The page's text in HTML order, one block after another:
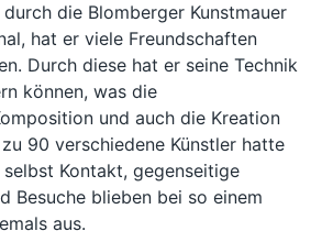
durch die Blomberger Kunstmauer
hat er viele Freundschaften
Durch diese hat er seine Technik
können, was die
und auch die Kreation
90 verschiedene Künstler hatte
Kontakt, gegenseitige
Besuche blieben bei so einem
aus.